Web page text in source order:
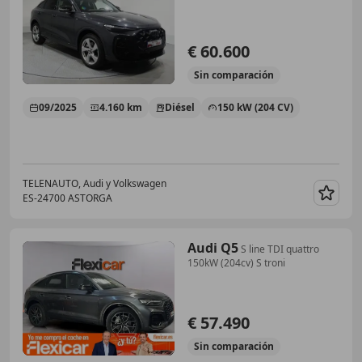
€ 60.600
Sin comparación
09/2025 4.160 km Diésel 150 kW (204 CV)
TELENAUTO, Audi y Volkswagen
ES-24700 ASTORGA
Audi Q5S line TDI quattro
150kW (204cv) S troni
€ 57.490
Sin comparación